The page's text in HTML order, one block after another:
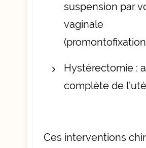
suspension par
vaginale
Hystérectomie :
complète de
Ces interventions